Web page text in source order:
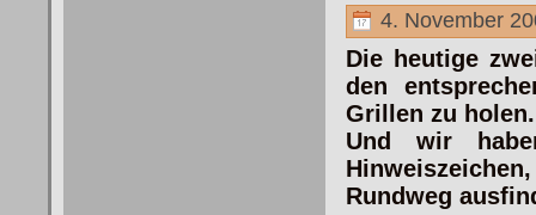
4. November
Die heutige
den
Grillen zu holen.
Und wir
Rundweg